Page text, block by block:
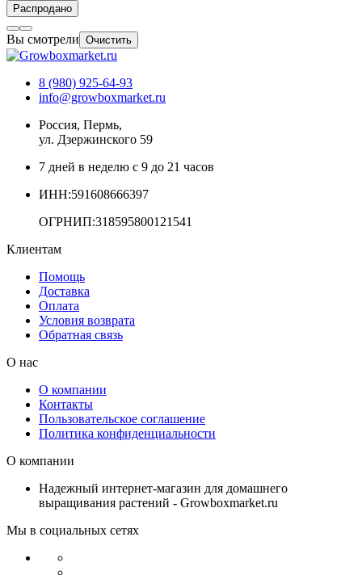
Распродано
Вы смотрели Очистить
8 (980) 925-64-93
info@growboxmarket.ru
Россия, Пермь,
ул. Дзержинского 59
7 дней в неделю с 9 до 21 часов
ИНН:591608666397
ОГРНИП:318595800121541
Клиентам
Помощь
Доставка
Оплата
Условия возврата
Обратная связь
О нас
О компании
Контакты
Пользовательское соглашение
Политика конфиденциальности
О компании
Надежный интернет-магазин для домашнего
выращивания растений - Growboxmarket.ru
Мы в социальных сетях